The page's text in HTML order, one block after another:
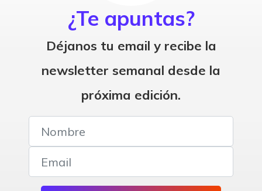
¿Te apuntas?
Déjanos tu email y recibe la
newsletter semanal desde la
próxima edición.